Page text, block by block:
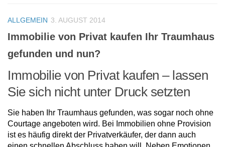
ALLGEMEIN 3. AUGUST 2014
Immobilie von Privat kaufen Ihr Traumhaus
gefunden und nun?
Immobilie von Privat kaufen – lassen
Sie sich nicht unter Druck setzten
Sie haben Ihr Traumhaus gefunden, was sogar noch ohne
Courtage angeboten wird. Bei Immobilien ohne Provision
ist es häufig direkt der Privatverkäufer, der dann auch